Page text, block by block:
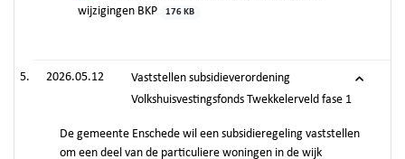
wijzigingen BKP
176 KB
2026.05.12
Vaststellen subsidieverordening
Volkshuisvestingsfonds Twekkelerveld fase 1
De gemeente Enschede wil een subsidieregeling vaststellen
om een deel van de particuliere woningen in de wijk